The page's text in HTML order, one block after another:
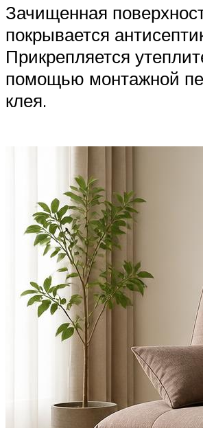
Зачищенная
покрывается
Прикрепляется
помощью монтажной
клея.